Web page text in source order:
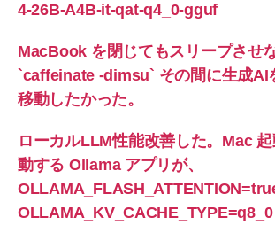
4-26B-A4B-it-qat-q4_0-gguf
MacBook を閉じてもスリープさせ
`caffeinate -dimsu` その間に生成AI
移動したかった。
ローカルLLM性能改善した。Mac
動する Ollama アプリが、